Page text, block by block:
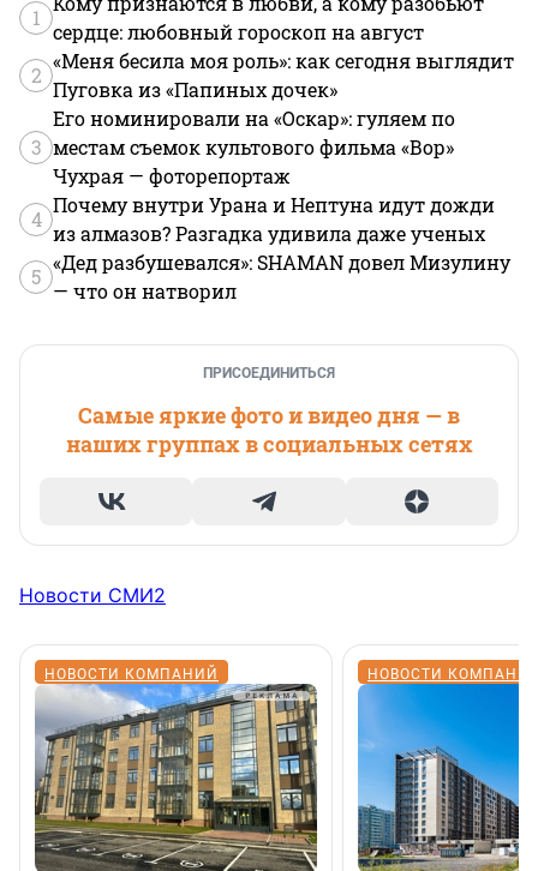
1
сердце: любовный гороскоп на август
2
«Меня бесила моя роль»: как сегодня выглядит
Пуговка из «Папиных дочек»
3
Его номинировали на «Оскар»: гуляем по
местам съемок культового фильма «Вор»
Чухрая — фоторепортаж
4
Почему внутри Урана и Нептуна идут дожди
из алмазов? Разгадка удивила даже ученых
5
«Дед разбушевался»: SHAMAN довел Мизулину
— что он натворил
ПРИСОЕДИНИТЬСЯ
Самые яркие фото и видео дня — в
наших группах в социальных сетях
Новости СМИ2
НОВОСТИ КОМПАНИЙ НОВОСТИ